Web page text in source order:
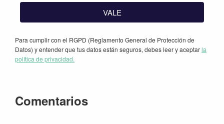
VALE
Para cumplir con el RGPD (Reglamento General de Protección de
Datos) y entender que tus datos están seguros, debes leer y aceptarla
política de privacidad.
Interacciones
Comentarios